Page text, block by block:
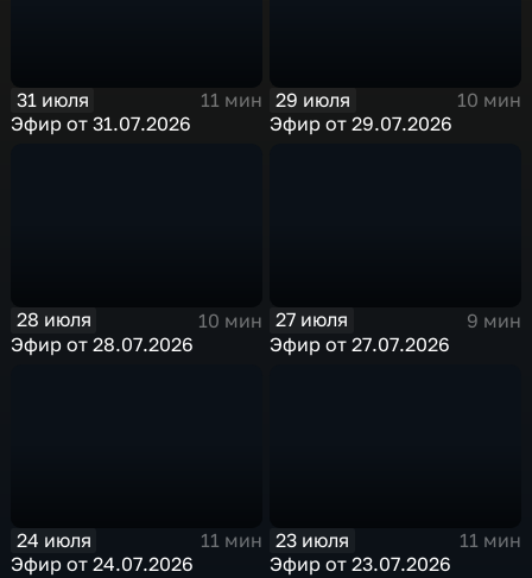
31 июля
11 мин
Эфир от 31.07.2026
29 июля
10 мин
Эфир от 29.07.2026
28 июля
10 мин
Эфир от 28.07.2026
27 июля
9 мин
Эфир от 27.07.2026
24 июля
11 мин
Эфир от 24.07.2026
23 июля
11 мин
Эфир от 23.07.2026